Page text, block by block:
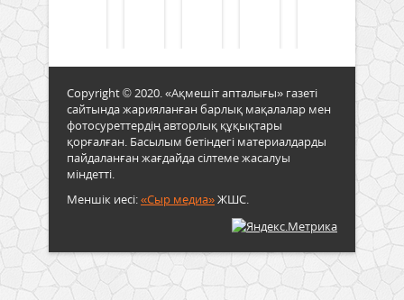
Copyright © 2020. «Ақмешіт апталығы» газеті
сайтында жарияланған барлық мақалалар мен
фотосуреттердің авторлық құқықтары
қорғалған. Басылым бетіндегі материалдарды
пайдаланған жағдайда сілтеме жасалуы
міндетті.
Меншік иесі:«Сыр медиа»ЖШС.